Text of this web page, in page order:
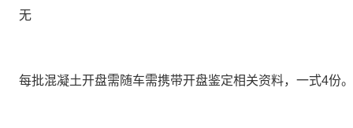
无
每批混凝土开盘需随车需携带开盘鉴定相关资料，一式4份。